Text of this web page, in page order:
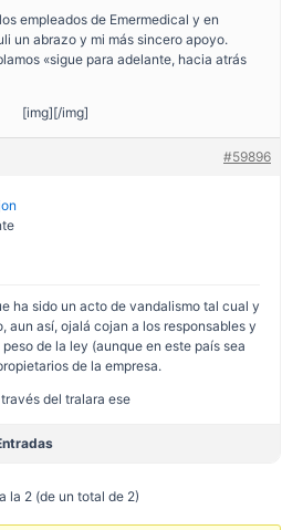
empleados de Emermedical y en
un abrazo y mi más sincero apoyo.
«sigue para adelante, hacia atrás
[img][/img]
#59896
ha sido un acto de vandalismo tal cual y
aun así, ojalá cojan a los responsables y
de la ley (aunque en este país sea
de la empresa.
del tralara ese
la 2 (de un total de 2)